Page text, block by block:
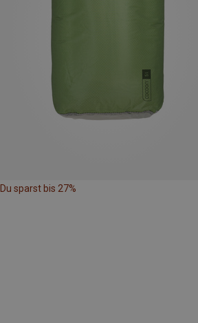
Du sparst bis 27%